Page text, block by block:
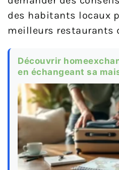
des habitants locaux
meilleurs restaurants
Découvrir
en échangeant sa